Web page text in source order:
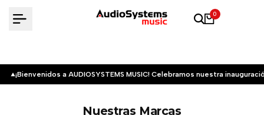
0
¡Bienvenidos a AUDIOSYSTEMS MUSIC! Celebramos nuestra
Nuestras Marcas